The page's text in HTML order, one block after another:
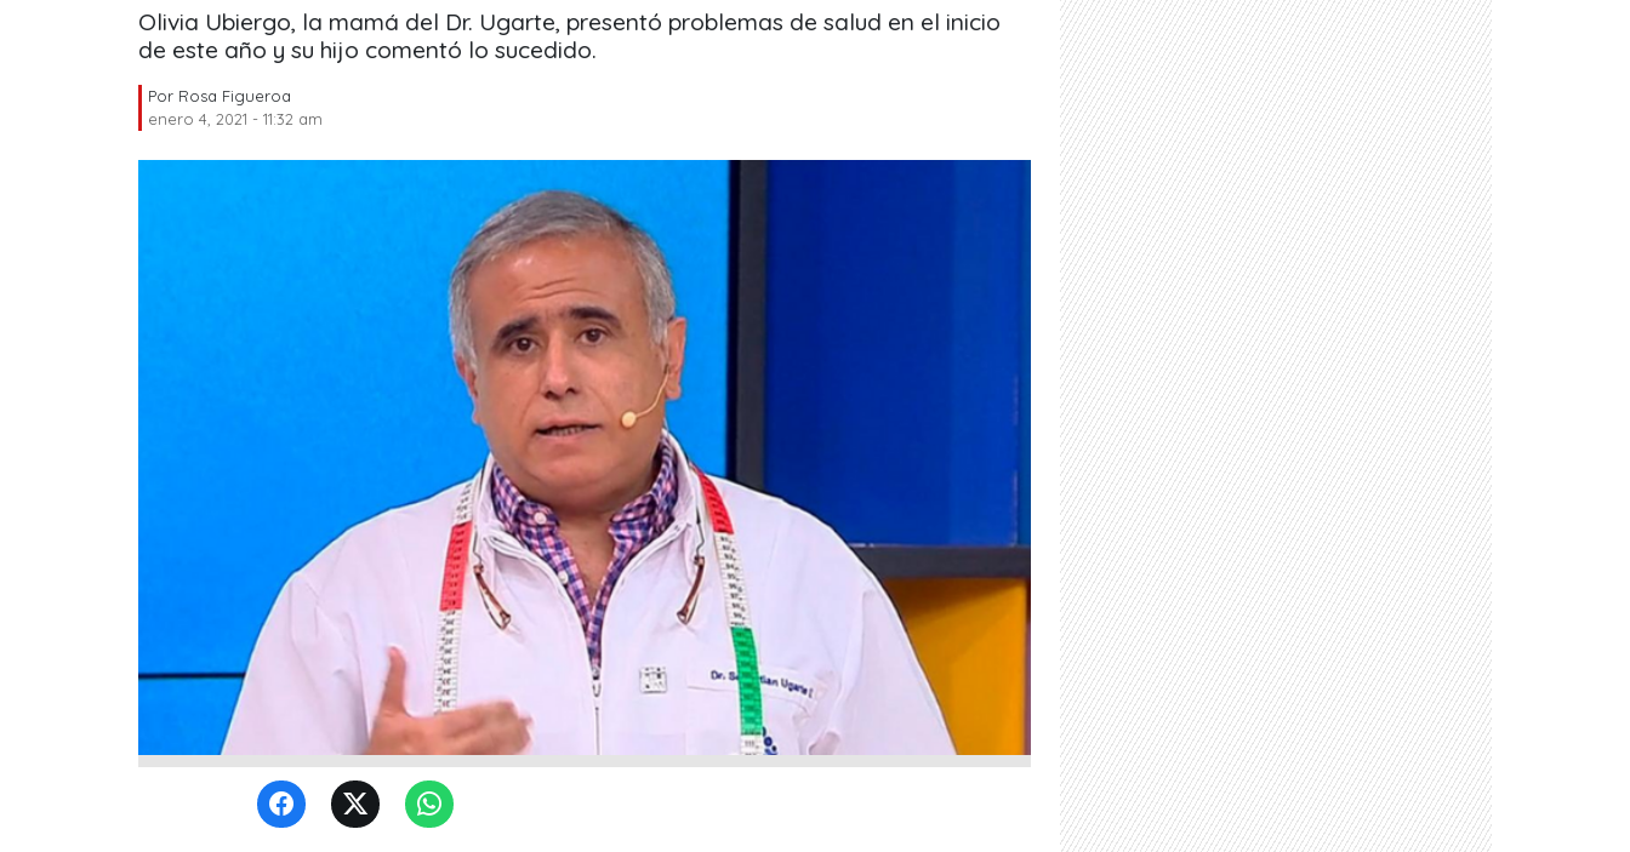
Olivia Ubiergo, la mamá del Dr. Ugarte, presentó problemas de salud en el inicio
de este año y su hijo comentó lo sucedido.
Por Rosa Figueroa
enero 4, 2021 - 11:32 am